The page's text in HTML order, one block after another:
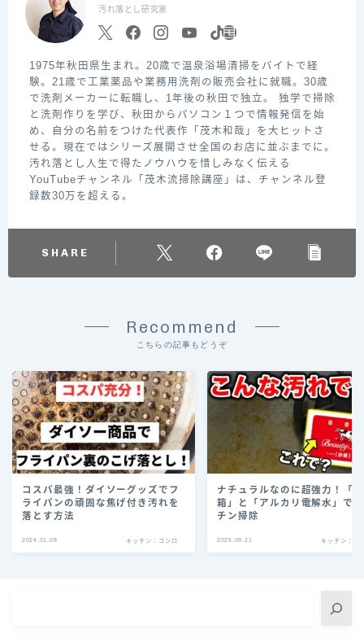
汚れ落とし研究家
1975年秋田県生まれ。20歳で温泉浴場清掃をバイトで経
験。21歳で工業薬品や業務用洗剤の販売会社に就職。30歳
で洗剤メーカーに転職し、1年後の秋田で独立。 独学で掃除
と洗剤作りを学び、秋田からパソコン１つで情報発信を始
め、自分の名前をつけた代表作「茂木和哉」を大ヒットさ
せる。現在ではシリーズ展開させ全国のお店に並ぶまでに。
汚れ落とし人生で得たノウハウを惜しみなく伝える
YouTubeチャンネル「茂木流掃除講座」は、チャンネル登
録数30万を超える。
SHARE
Recommend
こちらの記事もどうぞ
コスパ最強！ダイソーグッズでフ
ライパンの頑固な焦げ付き汚れを
落とす方法
2024.01.08 キッチン：コンロ
ナチュラルなのに超強力！「赤
箱」と「アルカリ電解水」で
チン掃除
2025.09.21 キッチン：コ